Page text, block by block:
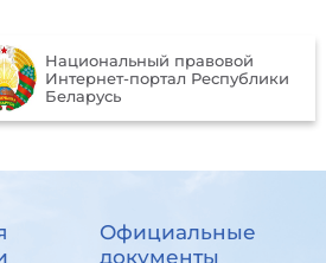
Национальный правовой
Интернет-портал Республики
Беларусь
Официальные
документы